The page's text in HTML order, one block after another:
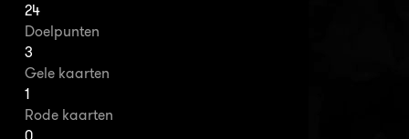
24
Doelpunten
3
Gele kaarten
1
Rode kaarten